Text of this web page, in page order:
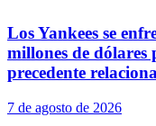
Los Yankees se
millones de
precedente
7 de agosto de 2026